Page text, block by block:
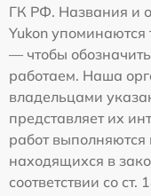
ГК РФ. Названия и
Yukon
— чтобы
работаем. Наша
владельцами
представляет их
работ выполняются
находящихся в
соответствии со